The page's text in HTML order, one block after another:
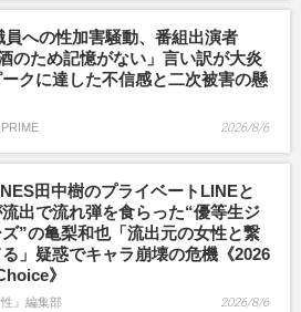
員への性加害騒動、番組出演者
のため記憶がない」言い訳が大炎
ークに達した不信感と二次被害の懸
2026/8/6
田中樹のプライベートLINEと
出で流れ弾を食らった“優等生ジ
ズ”の亀梨和也「流出元の女性と繋
」疑惑でキャラ崩壊の危機《2026
》
性』編集部 2026/8/6